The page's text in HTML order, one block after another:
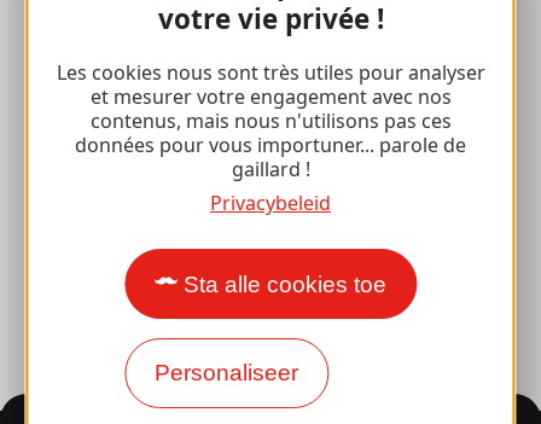
votre vie privée !
Les cookies nous sont très utiles pour analyser
et mesurer votre engagement avec nos
contenus, mais nous n'utilisons pas ces
données pour vous importuner... parole de
gaillard !
Privacybeleid
Sta alle cookies toe
Personaliseer
Sport pauzes
100% Gaillard Club
Brive 100% Evenement